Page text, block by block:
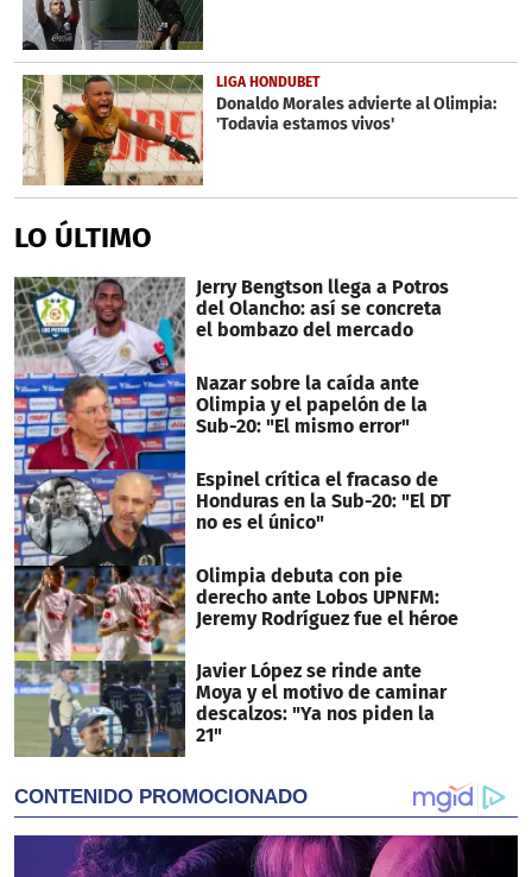
LIGA HONDUBET
Donaldo Morales advierte al Olimpia:
'Todavia estamos vivos'
LO ÚLTIMO
Jerry Bengtson llega a Potros
del Olancho: así se concreta
el bombazo del mercado
Nazar sobre la caída ante
Olimpia y el papelón de la
Sub-20: "El mismo error"
Espinel crítica el fracaso de
Honduras en la Sub-20: "El DT
no es el único"
Olimpia debuta con pie
derecho ante Lobos UPNFM:
Jeremy Rodríguez fue el héroe
Javier López se rinde ante
Moya y el motivo de caminar
descalzos: "Ya nos piden la
21"